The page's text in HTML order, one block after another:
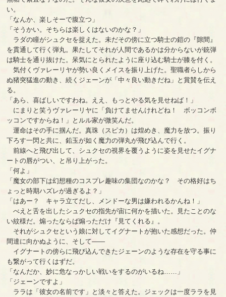
い。
「なんか、楽しそーで腹立つ」
「そうかい。そちらは楽しくはないのかな？」
ラダの瞳がシュクセを捉えた。未だその傍に立つ騎士の鎧の『隙間』
を貫通して行く弾丸。果たしてそれが人間であるかは分からないが銃弾
は騎士を通り抜けた。呆気にとられたように座り込む騎士が膝を付く。
気付くヴァレーリヤが勢い良くメイスを振り上げた。聖職者らしから
ぬ猪突猛進の動き、続くジェーンが「中々良い動きだね」と賞賛を伝え
る。
「あら、喜ばしいですわね。ええ、もっとやる気を見せねば！」
にまりと笑うヴァレーリヤに「負けてませんけれどね！ ボッコンボ
ッコンですからね！」とルル家が微笑んだ。
運命はその手に掴んだ。真珠（スピカ）は煌めき、魔力を放つ。振り
下ろす一閃と共に、鉛玉が如く魔力の弾丸が飛び込んで行く。
前線へと飛び出して、シュクセの視界を覆うように姿を見せたイグナ
ートの唇がつい、と吊り上がった。
「何よ」
「魔女の部下は幻想種のコスプレ趣味の集団なのかな？ その格好はち
ょっと時期ハズレが過ぎるよ？」
「はあー？ キャラ立てだし、メンドーな男は嫌われるかんね！」
べえと舌を出したシュクセの指先が宙に何かを描いた。見たことのな
い紋様だ。煽ったならば煽っただけ『見てくれる』。
それがシュクセという娘に対してイグナートが抱いた感想だった。仲
間達に向かぬように、そして――
イグナートの傍らに飛び込んできたジェーンのような存在を守る事に
も繋がって行くはずだ。
「なんだか、妙に危なっかしい戦いをするのがいるね……」
「ジェーンですよ」
ララは「彼女の名前です」と淡々と答えた。ジェックは一度ララを見